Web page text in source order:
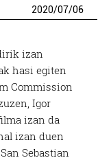
2020/07/06
izan
hasi egiten
Commission
Igor
izan da
izan duen
Sebastian